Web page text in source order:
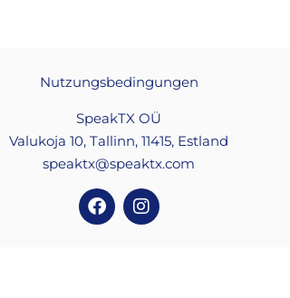
Nutzungsbedingungen
SpeakTX OÜ
Valukoja 10, Tallinn, 11415, Estland
speaktx@speaktx.com